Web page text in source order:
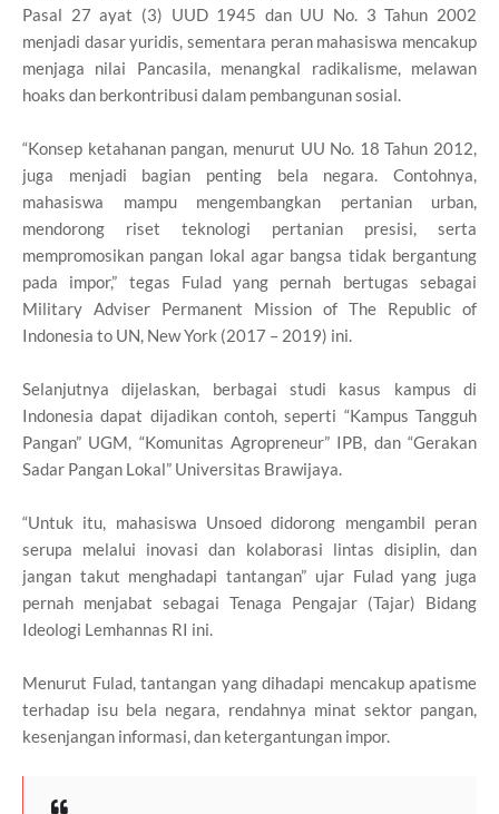
Pasal 27 ayat (3) UUD 1945 dan UU No. 3 Tahun 2002
menjadi dasar yuridis, sementara peran mahasiswa mencakup
menjaga nilai Pancasila, menangkal radikalisme, melawan
hoaks dan berkontribusi dalam pembangunan sosial.
“Konsep ketahanan pangan, menurut UU No. 18 Tahun 2012,
juga menjadi bagian penting bela negara. Contohnya,
mahasiswa mampu mengembangkan pertanian urban,
mendorong riset teknologi pertanian presisi, serta
mempromosikan pangan lokal agar bangsa tidak bergantung
pada impor,” tegas Fulad yang pernah bertugas sebagai
Military Adviser Permanent Mission of The Republic of
Indonesia to UN, New York (2017 – 2019) ini.
Selanjutnya dijelaskan, berbagai studi kasus kampus di
Indonesia dapat dijadikan contoh, seperti “Kampus Tangguh
Pangan” UGM, “Komunitas Agropreneur” IPB, dan “Gerakan
Sadar Pangan Lokal” Universitas Brawijaya.
“Untuk itu, mahasiswa Unsoed didorong mengambil peran
serupa melalui inovasi dan kolaborasi lintas disiplin, dan
jangan takut menghadapi tantangan” ujar Fulad yang juga
pernah menjabat sebagai Tenaga Pengajar (Tajar) Bidang
Ideologi Lemhannas RI ini.
Menurut Fulad, tantangan yang dihadapi mencakup apatisme
terhadap isu bela negara, rendahnya minat sektor pangan,
kesenjangan informasi, dan ketergantungan impor.